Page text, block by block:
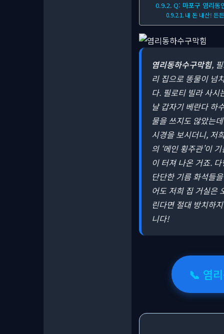
Q: 마포구 염리동
내 돈 내산! 든
염리동하수구막힘,
리 집으로 똥물이 넘
다. 필로티 빌라 사시
날 갑자기 베란다 하
물을 쓰지도 않았는
시경을 보시더니, 저
의 ‘메인 횡주관’이
이 터져 나온 거죠.
단단한 기름 화석들
어도 저희 집 거실은
린다면 절대 방치하
니다!
📞 염